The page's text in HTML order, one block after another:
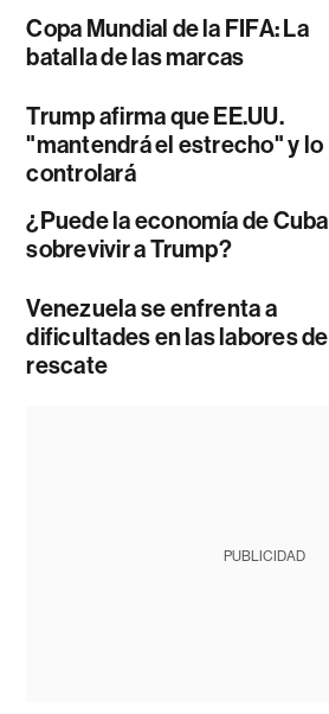
Copa Mundial de la FIFA: La
batalla de las marcas
Trump afirma que EE.UU.
"mantendrá el estrecho" y lo
controlará
¿Puede la economía de Cuba
sobrevivir a Trump?
Venezuela se enfrenta a
dificultades en las labores de
rescate
PUBLICIDAD